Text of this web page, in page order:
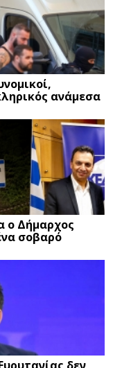
ανάμεσα
ο Δήμαρχος
σοβαρό